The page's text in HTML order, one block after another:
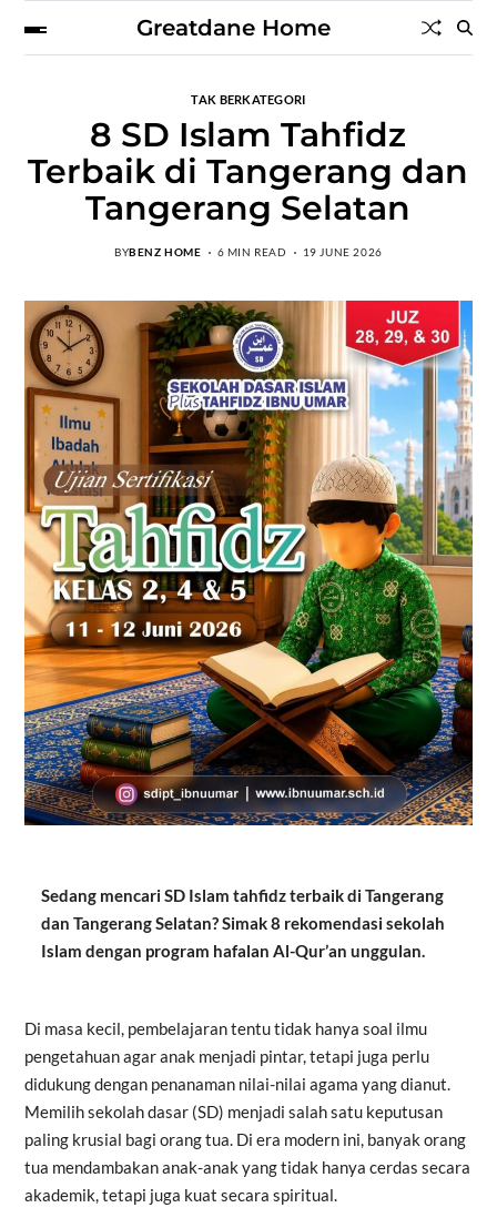
Greatdane Home
TAK BERKATEGORI
8 SD Islam Tahfidz
Terbaik di Tangerang dan
Tangerang Selatan
BYBENZ HOME 6 MIN READ 19 JUNE 2026
Sedang mencari SD Islam tahfidz terbaik di Tangerang
dan Tangerang Selatan? Simak 8 rekomendasi sekolah
Islam dengan program hafalan Al-Qur’an unggulan.
Di masa kecil, pembelajaran tentu tidak hanya soal ilmu
pengetahuan agar anak menjadi pintar, tetapi juga perlu
didukung dengan penanaman nilai-nilai agama yang dianut.
Memilih sekolah dasar (SD) menjadi salah satu keputusan
paling krusial bagi orang tua. Di era modern ini, banyak orang
tua mendambakan anak-anak yang tidak hanya cerdas secara
akademik, tetapi juga kuat secara spiritual.